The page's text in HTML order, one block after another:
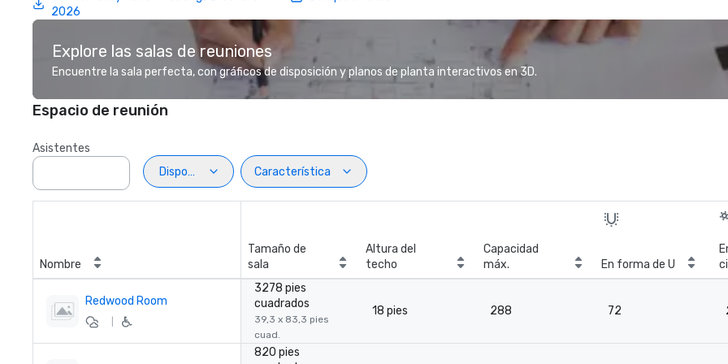
2026
Explore las salas de reuniones
Encuentre la sala perfecta, con gráficos de disposición y planos de planta interactivos en 3D.
Espacio de reunión
Asistentes
Disposiciön
Característica
Nombre
Tamaño de
sala
Altura del
techo
Capacidad
máx.
En forma de U
Redwood Room
3278 pies
cuadrados
39,3 x 83,3 pies
cuad.
18 pies 288 72
820 pies